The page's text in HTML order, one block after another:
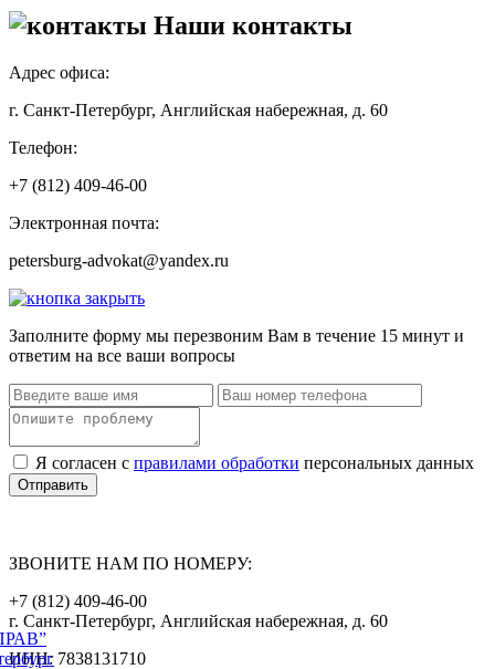
Наши контакты
Адрес офиса:
г. Санкт-Петербург, Английская набережная, д. 60
Телефон:
+7 (812) 409-46-00
Электронная почта:
petersburg-advokat@yandex.ru
Заполните форму мы перезвоним Вам в течение 15 минут и
ответим на все ваши вопросы
Я согласен с правилами обработки персональных данных
ЗВОНИТЕ НАМ ПО НОМЕРУ:
+7 (812) 409-46-00
г. Санкт-Петербург, Английская набережная, д. 60
ИНН: 7838131710